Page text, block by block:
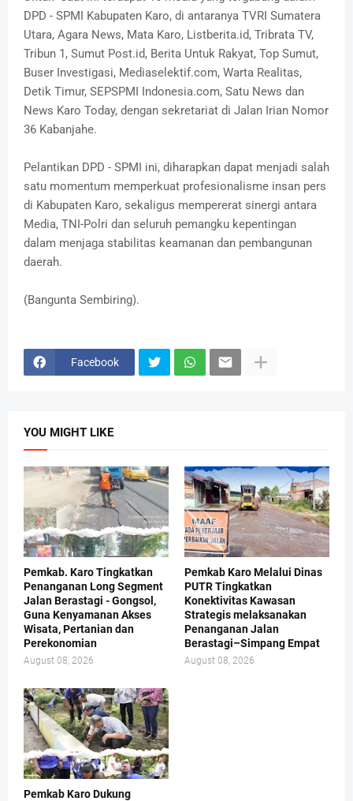
DPD - SPMI Kabupaten Karo, di antaranya TVRI Sumatera
Utara, Agara News, Mata Karo, Listberita.id, Tribrata TV,
Tribun 1, Sumut Post.id, Berita Untuk Rakyat, Top Sumut,
Buser Investigasi, Mediaselektif.com, Warta Realitas,
Detik Timur, SEPSPMI Indonesia.com, Satu News dan
News Karo Today, dengan sekretariat di Jalan Irian Nomor
36 Kabanjahe.
Pelantikan DPD - SPMI ini, diharapkan dapat menjadi salah
satu momentum memperkuat profesionalisme insan pers
di Kabupaten Karo, sekaligus mempererat sinergi antara
Media, TNI-Polri dan seluruh pemangku kepentingan
dalam menjaga stabilitas keamanan dan pembangunan
daerah.
(Bangunta Sembiring).
Facebook
YOU MIGHT LIKE
Pemkab. Karo Tingkatkan
Penanganan Long Segment
Jalan Berastagi - Gongsol,
Guna Kenyamanan Akses
Wisata, Pertanian dan
Perekonomian
August 08, 2026
Pemkab Karo Melalui Dinas
PUTR Tingkatkan
Konektivitas Kawasan
Strategis melaksanakan
Penanganan Jalan
Berastagi–Simpang Empat
August 08, 2026
Pemkab Karo Dukung